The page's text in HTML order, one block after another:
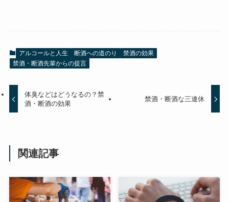
アルコールと人生 断酒への道のり
禁酒の効果
禁酒・断酒先輩からの提言
体臭などはどうなるの？禁
酒・断酒の効果
禁酒・断酒な三連休
関連記事